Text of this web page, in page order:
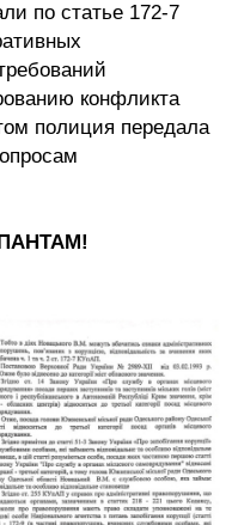
по статье 172-7
конфликта
полиция передала